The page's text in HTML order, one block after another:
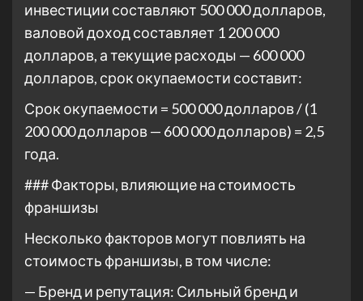
инвестиции составляют 500 000 долларов,
валовой доход составляет 1 200 000
долларов, а текущие расходы — 600 000
долларов, срок окупаемости составит:
Срок окупаемости = 500 000 долларов / (1
200 000 долларов — 600 000 долларов) = 2,5
года.
### Факторы, влияющие на стоимость
франшизы
Несколько факторов могут повлиять на
стоимость франшизы, в том числе:
— Бренд и репутация: Сильный бренд и